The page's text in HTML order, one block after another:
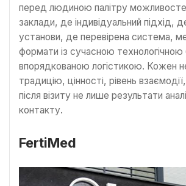
перед людиною палітру
заклади, де індивідуальний підхід,
установи, де перевірена система,
формати із сучасною
впорядкованою логістикою. Кожен
традицію, цінності, рівень
після візиту не лише результати
контакту.
FertiMed